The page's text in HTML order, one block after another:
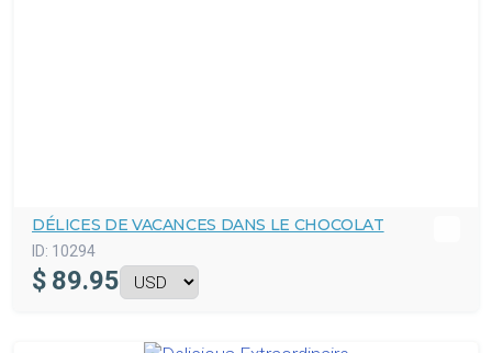
DÉLICES DE VACANCES DANS LE CHOCOLAT
ID: 10294
$ 89.95